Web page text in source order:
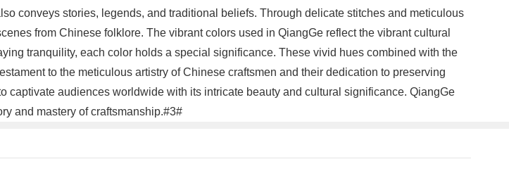
conveys stories, legends, and traditional beliefs. Through delicate stitches and meticulous
from Chinese folklore. The vibrant colors used in QiangGe reflect the vibrant cultural
tranquility, each color holds a special significance. These vivid hues combined with the
to the meticulous artistry of Chinese craftsmen and their dedication to preserving
captivate audiences worldwide with its intricate beauty and cultural significance. QiangGe
and mastery of craftsmanship.#3#